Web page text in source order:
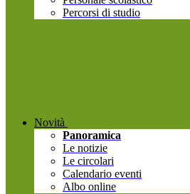
Percorsi di studio
Novità
Panoramica
Le notizie
Le circolari
Calendario eventi
Albo online